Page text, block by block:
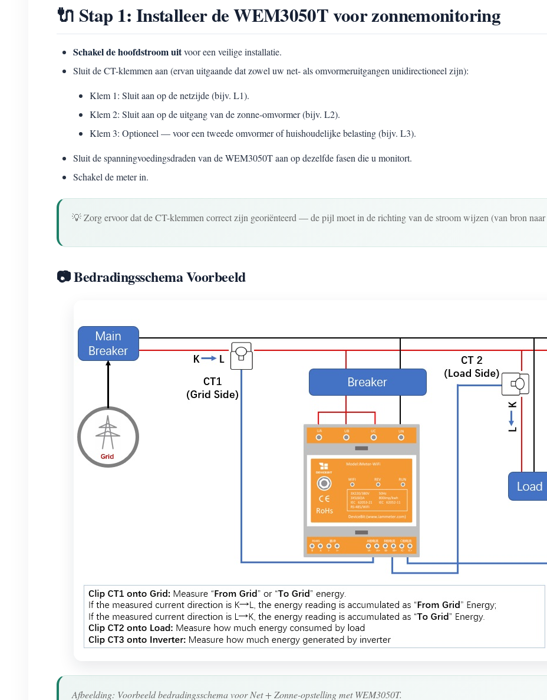
🔌 Stap 1: Installeer de WEM3050T voor zonnemonitoring
Schakel de hoofdstroom uitvoor een veilige installatie.
Sluit de CT-klemmen aan (ervan uitgaande dat zowel uw net- als omvormeruitgangen unidirectioneel zijn):
Klem 1: Sluit aan op de netzijde (bijv. L1).
Klem 2: Sluit aan op de uitgang van de zonne-omvormer (bijv. L2).
Klem 3: Optioneel — voor een tweede omvormer of huishoudelijke belasting (bijv. L3).
Sluit de spanningvoedingsdraden van de WEM3050T aan op dezelfde fasen die u monitort.
Schakel de meter in.
💡 Zorg ervoor dat de CT-klemmen correct zijn georiënteerd — de pijl moet in de richting van de stroom wijzen (van bron naar
📷 Bedradingsschema Voorbeeld
Afbeelding: Voorbeeld bedradingsschema voor Net + Zonne-opstelling met WEM3050T.